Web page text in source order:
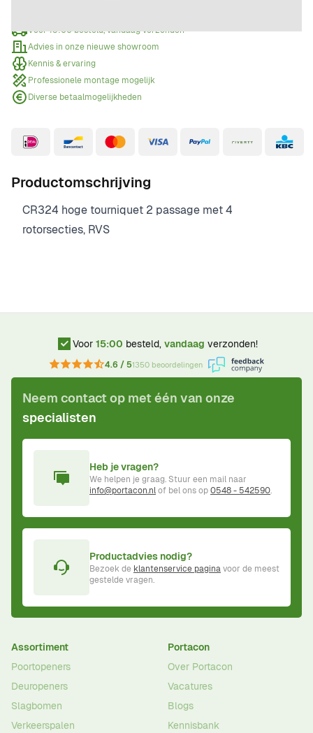
Voor 15:00 besteld, vandaag verzonden
Advies in onze nieuwe showroom
Kennis & ervaring
Professionele montage mogelijk
Diverse betaalmogelijkheden
Productomschrijving
CR324 hoge tourniquet 2 passage met 4
rotorsecties, RVS
Voor 15:00 besteld, vandaag verzonden!
4.6 / 51350 beoordelingen
Neem contact op met één van onze
specialisten
Heb je vragen?
We helpen je graag. Stuur een mail naar
info@portacon.nlof bel ons op0548 - 542590.
Productadvies nodig?
Bezoek de klantenservice paginavoor de meest
gestelde vragen.
Assortiment
Poortopeners
Deuropeners
Slagbomen
Verkeerspalen
Portacon
Over Portacon
Vacatures
Blogs
Kennisbank